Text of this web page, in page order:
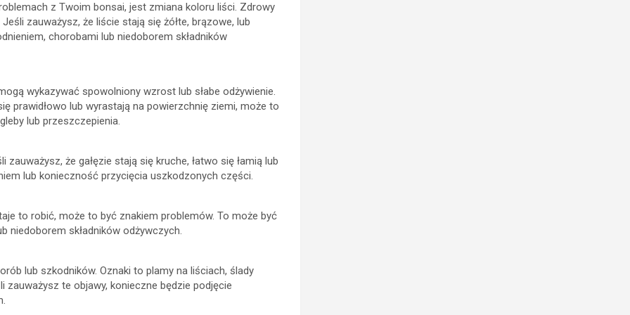
z Twoim bonsai, jest zmiana koloru liści. Zdrowy
zauważysz, że liście stają się żółte, brązowe, lub
chorobami lub niedoborem składników
wykazywać spowolniony wzrost lub słabe odżywienie.
prawidłowo lub wyrastają na powierzchnię ziemi, może to
lub przeszczepienia.
że gałęzie stają się kruche, łatwo się łamią lub
lub konieczność przycięcia uszkodzonych części.
to robić, może to być znakiem problemów. To może być
niedoborem składników odżywczych.
lub szkodników. Oznaki to plamy na liściach, ślady
te objawy, konieczne będzie podjęcie